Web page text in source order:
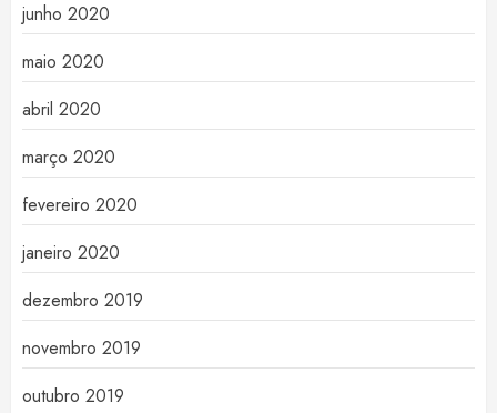
junho 2020
maio 2020
abril 2020
março 2020
fevereiro 2020
janeiro 2020
dezembro 2019
novembro 2019
outubro 2019